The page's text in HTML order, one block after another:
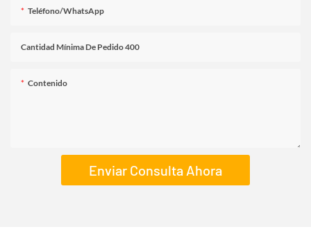
Teléfono/WhatsApp
Cantidad Mínima De Pedido 400
Contenido
Enviar Consulta Ahora